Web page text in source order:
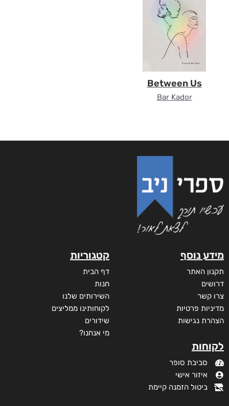
Between Us
Bar Kador
מידע נוסף
תקנון האתר
דרושים
צרו קשר
מדיניות פרטיות
הצהרת נגישות
לקוחות
סביבת סופר
איזור אישי
ביטול הזמנה קיימת
קטגוריות
דף הבית
חנות
השירותים שלנו
לקוחותינו ממליצים
שידורים
מי אנחנו?